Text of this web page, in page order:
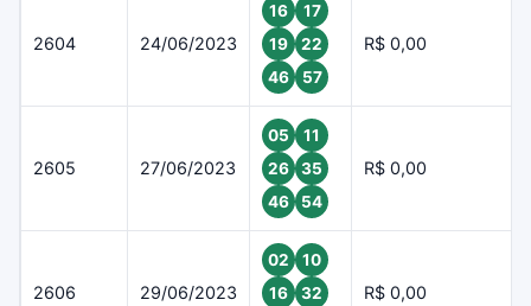
2604 24/06/2023
16
17
19
22
46
57
R$ 0,00
2605 27/06/2023
05
11
26
35
46
54
R$ 0,00
2606 29/06/2023
02
10
16
32
R$ 0,00